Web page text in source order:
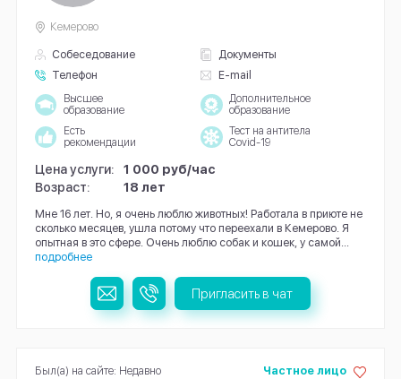
Собеседование
Документы
Телефон
E-mail
Кемерово
Высшее
образование
Дополнительное
образование
Есть
рекомендации
Тест на антитела
Covid-19
Цена услуги:
1 000 руб/час
Возраст:
18 лет
Мне 16 лет. Но, я очень люблю животных! Работала в приюте не
сколько месяцев, ушла потому что переехали в Кемерово. Я
опытная в это сфере. Очень люблю собак и кошек, у самой...
подробнее
Пригласить в чат
Частное лицо
Был(а) на сайте: Недавно